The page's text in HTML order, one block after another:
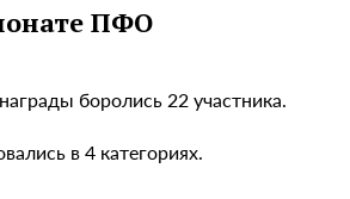
ПФО
боролись 22 участника.
в 4 категориях.